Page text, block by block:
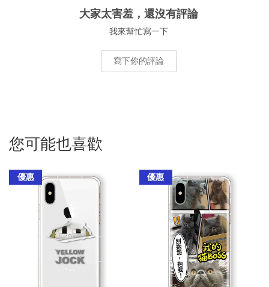
大家太害羞，還沒有評論
我來幫忙寫一下
寫下你的評論
您可能也喜歡
優惠 優惠